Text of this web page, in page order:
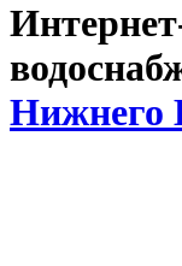
Нижнего